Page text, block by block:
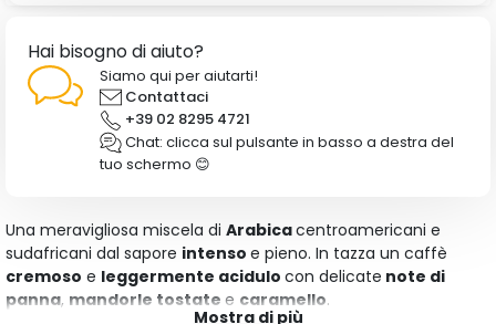
Hai bisogno di aiuto?
Siamo qui per aiutarti!
Contattaci
+39 02 8295 4721
Chat: clicca sul pulsante in basso a destra del
tuo schermo 😊
Una meravigliosa miscela di Arabicacentroamericani e
sudafricani dal sapore intenso e pieno. In tazza un caffè
cremoso e leggermente acidulo con delicate note di
panna, mandorle tostate e caramello.
Mostra di più